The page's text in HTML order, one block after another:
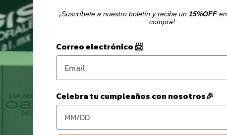
con 200 piezas
su vida
la espuma y
¡Suscríbete a nuestro boletín y recibe un 15%OFF
compra!
Correo electrónico 📨
Celebra tu cumpleaños con nosotros🎉